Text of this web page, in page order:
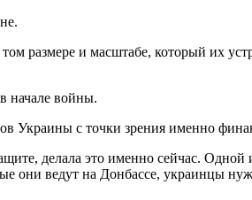
размере и масштабе, который их
начале войны.
Украины с точки зрения именно
делала это именно сейчас.
они ведут на Донбассе, украинцы